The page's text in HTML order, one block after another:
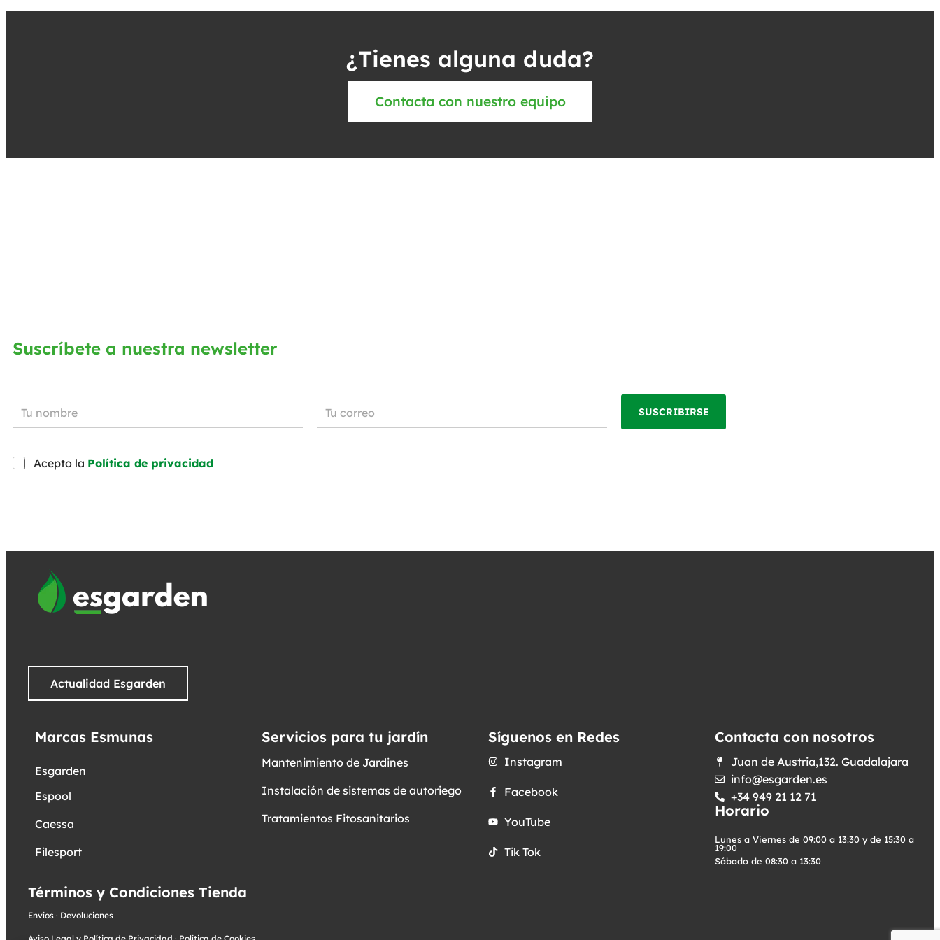
¿Tienes alguna duda?
Contacta con nuestro equipo
Suscríbete a nuestra newsletter
Acepto la Política de privacidad
SUSCRIBIRSE
Actualidad Esgarden
Marcas Esmunas
Esgarden
Espool
Caessa
Filesport
Servicios para tu jardín
Mantenimiento de Jardines
Instalación de sistemas de autoriego
Tratamientos Fitosanitarios
Síguenos en Redes
Instagram
Facebook
YouTube
Tik Tok
Contacta con nosotros
Juan de Austria,132. Guadalajara
info@esgarden.es
+34 949 21 12 71
Horario
Lunes a Viernes de 09:00 a 13:30 y de 15:30 a
19:00
Sábado de 08:30 a 13:30
Términos y Condiciones Tienda
Envíos · Devoluciones